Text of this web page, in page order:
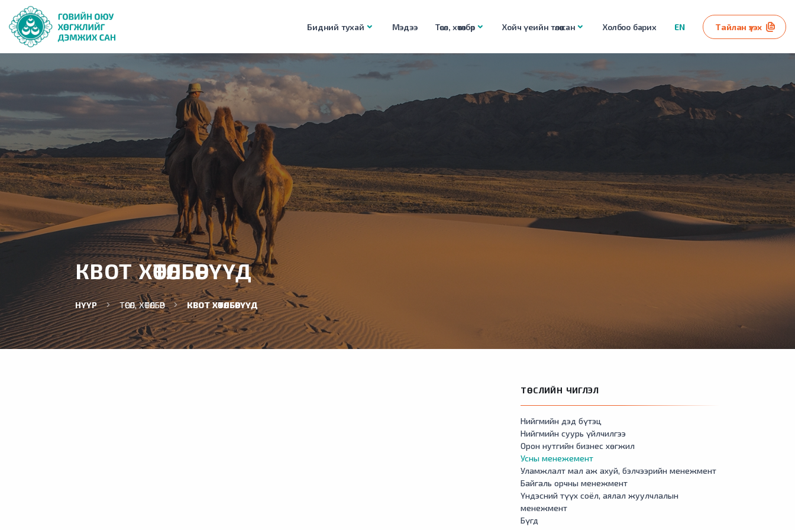
Бидний тухай Мэдээ Төсөл, хөтөлбөр Хойч үеийн төлөө сан Холбоо барих EN Тайлан үзэх
КВОТ ХӨТӨЛБӨРҮҮД
НҮҮР ТӨСӨЛ, ХӨТӨЛБӨР КВОТ ХӨТӨЛБӨРҮҮД
ТӨСЛИЙН ЧИГЛЭЛ
Нийгмийн дэд бүтэц
Нийгмийн суурь үйлчилгээ
Орон нутгийн бизнес хөгжил
Усны менежемент
Уламжлалт мал аж ахуй, бэлчээрийн менежмент
Байгаль орчны менежмент
Үндэсний түүх соёл, аялал жуулчлалын
менежмент
Бүгд